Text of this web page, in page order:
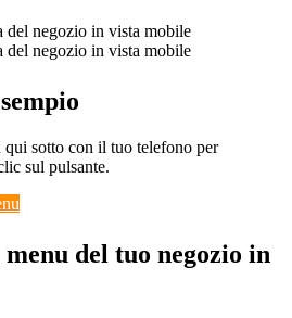
sotto con il tuo telefono per
sul pulsante.
del tuo negozio in